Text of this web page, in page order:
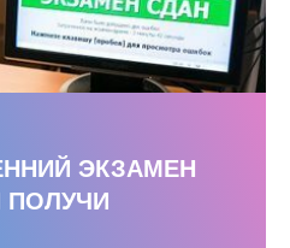
ЭКЗАМЕН
ПОЛУЧИ